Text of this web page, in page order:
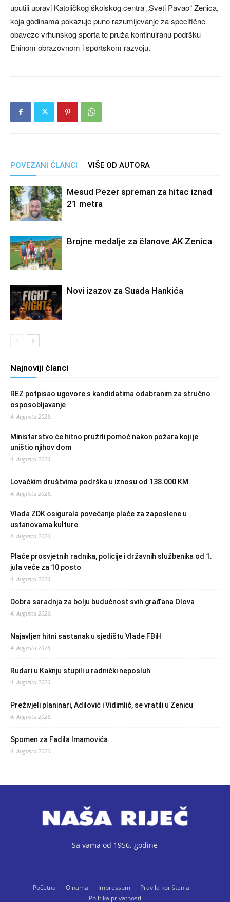
uputili upravi Katoličkog školskog centra „Sveti Pavao“ Zenica,
koja godinama pokazuje puno razumijevanje za specifične
obaveze vrhunskog sporta te pruža kontinuiranu podršku
Eninom obrazovnom i sportskom razvoju.
POVEZANI ČLANCI VIŠE OD AUTORA
Mesud Pezer spreman za hitac iznad
21 metra
Brojne medalje za članove AK Zenica
Novi izazov za Suada Hankića
Najnoviji članci
REZ potpisao ugovore s kandidatima odabranim za stručno
osposobljavanje
4. Augusta 2026.
Ministarstvo će hitno pružiti pomoć nakon požara koji je
uništio njihov dom
4. Augusta 2026.
Lovačkim društvima podrška u iznosu od 138.000 KM
4. Augusta 2026.
Vlada ZDK osigurala povećanje plaće za zaposlene u
ustanovama kulture
4. Augusta 2026.
Plaće prosvjetnih radnika, policije i državnih službenika od 1.
jula veće za 10 posto
4. Augusta 2026.
Dobra saradnja za bolju budućnost svih građana Olova
4. Augusta 2026.
Najavljen hitni sastanak u sjedištu Vlade FBiH
4. Augusta 2026.
Rudari u Kaknju stupili u radnički neposluh
4. Augusta 2026.
Preživjeli planinari, Adilović i Vidimlić, se vratili u Zenicu
4. Augusta 2026.
Spomen za Fadila Imamovića
4. Augusta 2026.
Sa vama od 1956. godine
Početna O nama Impressum
Pravila korištenja
Politika privatnosti